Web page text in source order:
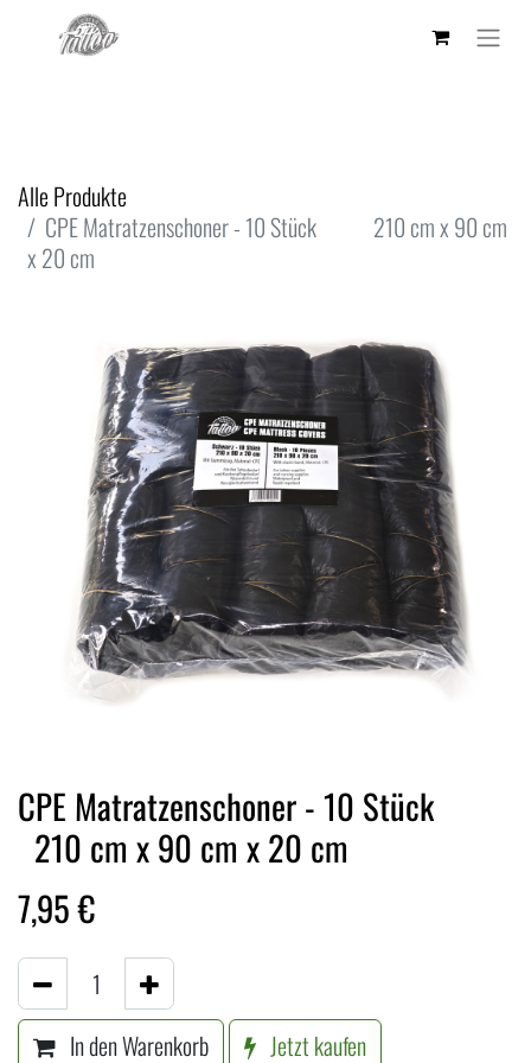
Alle Produkte
CPE Matratzenschoner - 10 Stück 210 cm x 90 cm
x 20 cm
CPE Matratzenschoner - 10 Stück
210 cm x 90 cm x 20 cm
7,95€
In den Warenkorb Jetzt kaufen